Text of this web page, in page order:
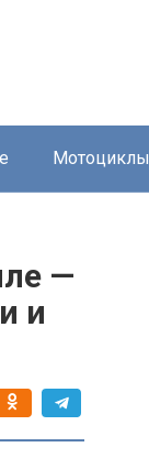
Мотоциклы
—
и